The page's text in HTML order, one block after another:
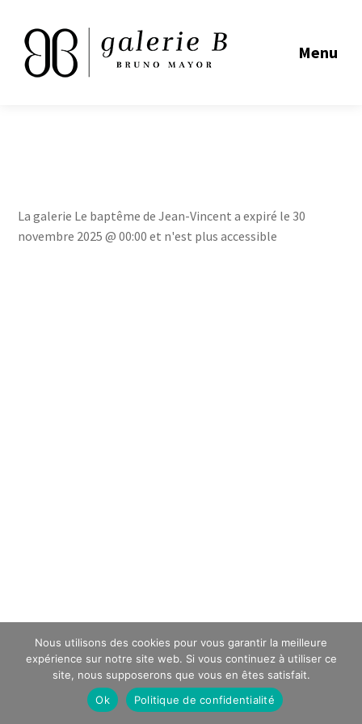
Menu
La galerie Le baptême de Jean-Vincent a expiré le 30
novembre 2025 @ 00:00 et n'est plus accessible
Nous utilisons des cookies pour vous garantir la meilleure
expérience sur notre site web. Si vous continuez à utiliser ce
site, nous supposerons que vous en êtes satisfait.
Ok
Politique de confidentialité